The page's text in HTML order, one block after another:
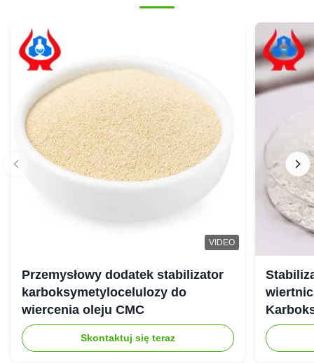
VIDEO
Przemysłowy dodatek stabilizator
karboksymetylocelulozy do
wiercenia oleju CMC
Skontaktuj się teraz